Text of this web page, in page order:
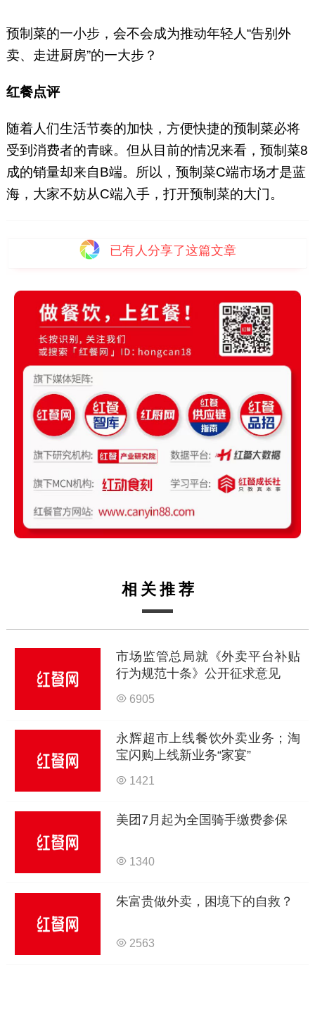
预制菜的一小步，会不会成为推动年轻人“告别外
卖、走进厨房”的一大步？
红餐点评
随着人们生活节奏的加快，方便快捷的预制菜必将
受到消费者的青睐。但从目前的情况来看，预制菜8
成的销量却来自B端。所以，预制菜C端市场才是蓝
海，大家不妨从C端入手，打开预制菜的大门。
已有人分享了这篇文章
相关推荐
市场监管总局就《外卖平台补贴
行为规范十条》公开征求意见
6905
永辉超市上线餐饮外卖业务；淘
宝闪购上线新业务“家宴”
1421
美团7月起为全国骑手缴费参保
1340
朱富贵做外卖，困境下的自救？
2563